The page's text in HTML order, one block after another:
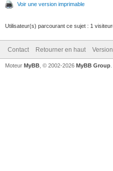
Voir une version imprimable
Utilisateur(s) parcourant ce sujet : 1
Contact Retourner en haut
Moteur MyBB , © 2002-2026 MyBB Group